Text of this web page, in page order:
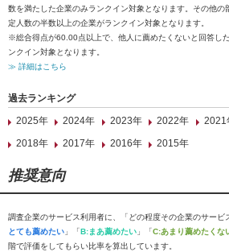
数を満たした企業のみランクイン対象となります。その他の
定人数の半数以上の企業がランクイン対象となります。
※総合得点が60.00点以上で、他人に薦めたくないと回答し
ンクイン対象となります。
≫ 詳細はこちら
過去ランキング
2025年
2024年 2023年 2022年 2021
2018年
2017年 2016年 2015年
推奨意向
調査企業のサービス利用者に、「どの程度その企業のサービ
とても薦めたい 」「B:まあ薦めたい 」「C:あまり薦めたくな
階で評価をしてもらい比率を算出しています。